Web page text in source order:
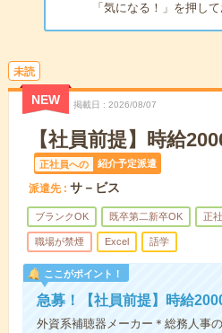
「気になる！」を押し
未読
NEW 掲載日 2026/08/07
【社員前提】時給
正社員への 紹介予定派遣
派遣先 サ－ビス
ブランクOK 既卒第二新卒OK 正
職場が禁煙 Excel 語学
ここがポイント！
急募！【社員前提】時給
外資系補聴器メーカー＊総務人事